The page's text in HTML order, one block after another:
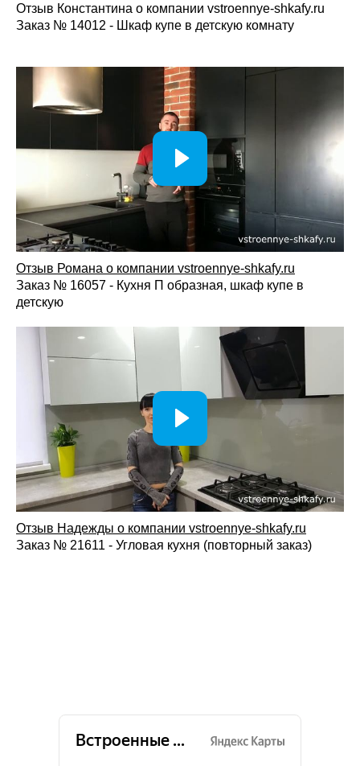
Отзыв Константина о компании vstroennye-shkafy.ru
Заказ № 14012 - Шкаф купе в детскую комнату
Отзыв Романа о компании vstroennye-shkafy.ru
Заказ № 16057 - Кухня П образная, шкаф купе в
детскую
Отзыв Надежды о компании vstroennye-shkafy.ru
Заказ № 21611 - Угловая кухня (повторный заказ)